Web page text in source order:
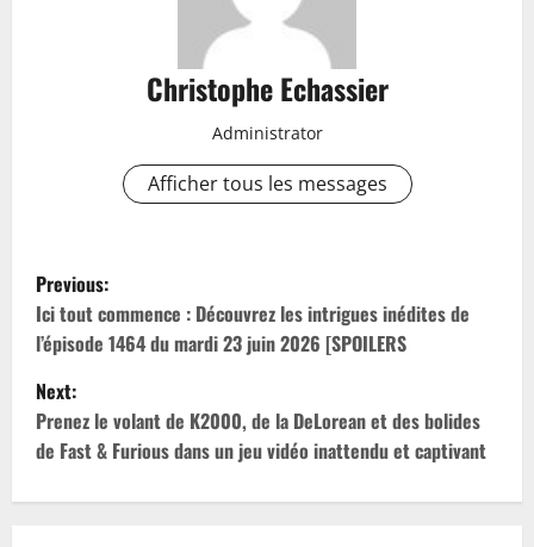
Christophe Echassier
Administrator
Afficher tous les messages
P
o
s
t
n
Previous:
Ici tout commence : Découvrez les intrigues inédites de
l’épisode 1464 du mardi 23 juin 2026 [SPOILERS
Next:
Prenez le volant de K2000, de la DeLorean et des bolides
de Fast & Furious dans un jeu vidéo inattendu et captivant